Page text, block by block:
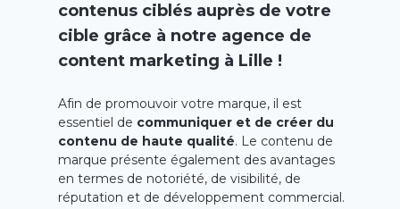
contenus ciblés auprès de votre
cible grâce à notre agence de
content marketing à Lille !
Afin de promouvoir votre marque, il est
essentiel de communiquer et de créer du
contenu de haute qualité. Le contenu de
marque présente également des avantages
en termes de notoriété, de visibilité, de
réputation et de développement commercial.